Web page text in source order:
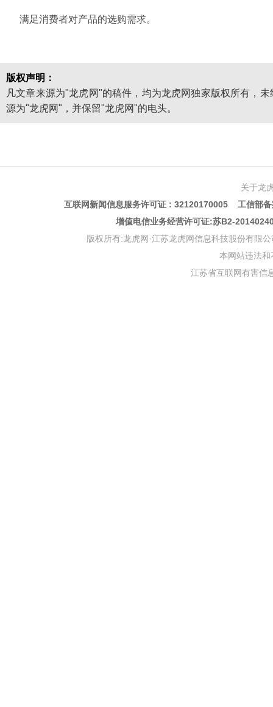
满足消费者对产品的选购需求。
版权声明：
凡文章来源为"龙虎网"的稿件，均为龙虎网独家版权所有，
源为"龙虎网"，并保留"龙虎网"的电头。
关于龙
互联网新闻信息服务许可证 : 32120170005 工信部
增值电信业务经营许可证:苏B2-
版权所有:龙虎网·江苏龙虎网信息科技股份有限
本网站违法
江苏省互联网有害